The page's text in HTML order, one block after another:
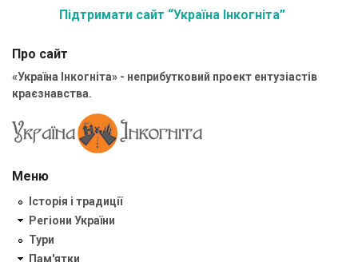
Підтримати сайт “Україна Інкогніта”
Про сайт
«Україна Інкогніта» - неприбутковий проект ентузіастів
краєзнавства.
Меню
Історія і традиції
Регіони України
Тури
Пам'ятки